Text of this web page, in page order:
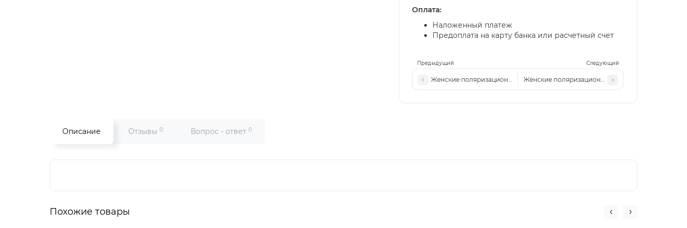
Предыдущий Следующий
Женские поляризационные солнцезащитные очки LV 2607P c2
Женские поляризационные солнцезащитные очки
Оплата:
Наложенный платеж
Предоплата на карту банка или расчетный счет
Описание Отзывы 0 Вопрос - ответ 0
Похожие товары